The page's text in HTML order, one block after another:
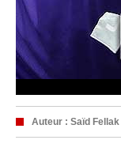
Auteur : Saïd Fellak